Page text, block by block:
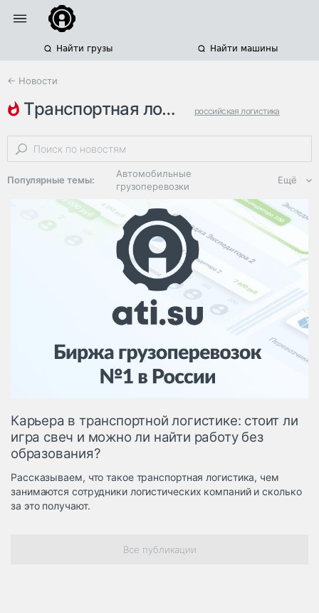
Найти грузы Найти машины
← Новости
транспортная логистика российская логистика
транспортные компании логистические компании
Популярные темы:
Автомобильные
грузоперевозки
Региональная
логистика
ЭДО, ИТ в
логистике
Дороги,
инфраструктура
Логистика, грузы
Негабаритные и
опасные грузы
Безопасность и
Таможня и ВЭД
терминалы
Коммерческий
Ещё
Карьера в транспортной логистике: стоит ли
игра свеч и можно ли найти работу без
образования?
Рассказываем, что такое транспортная логистика, чем
занимаются сотрудники логистических компаний и сколько
за это получают.
Все публикации